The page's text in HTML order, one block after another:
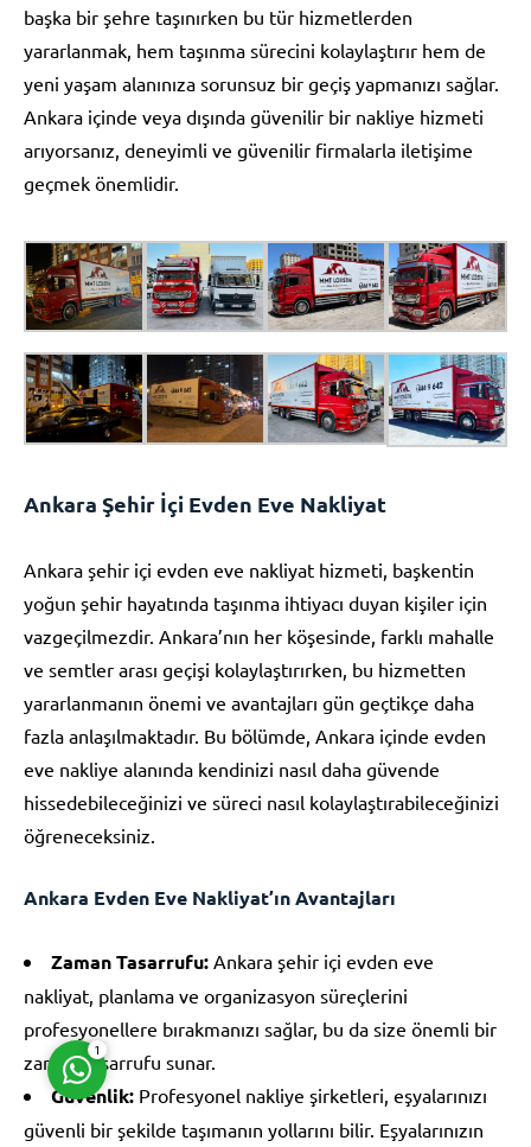
başka bir şehre taşınırken bu tür hizmetlerden
yararlanmak, hem taşınma sürecini kolaylaştırır hem de
yeni yaşam alanınıza sorunsuz bir geçiş yapmanızı sağlar.
Ankara içinde veya dışında güvenilir bir nakliye hizmeti
arıyorsanız, deneyimli ve güvenilir firmalarla iletişime
geçmek önemlidir.
Ankara Şehir İçi Evden Eve Nakliyat
Ankara şehir içi evden eve nakliyat hizmeti, başkentin
yoğun şehir hayatında taşınma ihtiyacı duyan kişiler için
vazgeçilmezdir. Ankara’nın her köşesinde, farklı mahalle
ve semtler arası geçişi kolaylaştırırken, bu hizmetten
yararlanmanın önemi ve avantajları gün geçtikçe daha
fazla anlaşılmaktadır. Bu bölümde, Ankara içinde evden
eve nakliye alanında kendinizi nasıl daha güvende
hissedebileceğinizi ve süreci nasıl kolaylaştırabileceğinizi
öğreneceksiniz.
Ankara Evden Eve Nakliyat’ın Avantajları
Zaman Tasarrufu: Ankara şehir içi evden eve
nakliyat, planlama ve organizasyon süreçlerini
profesyonellere bırakmanızı sağlar, bu da size önemli bir
zaman tasarrufu sunar.
Güvenlik: Profesyonel nakliye şirketleri, eşyalarınızı
güvenli bir şekilde taşımanın yollarını bilir. Eşyalarınızın
Müşteri Temsilcisi
Cevap Yaz
1